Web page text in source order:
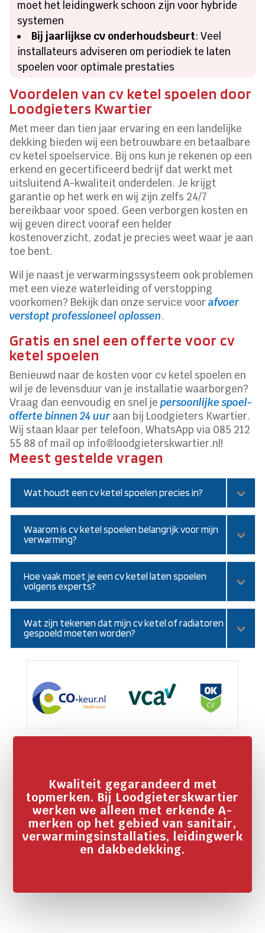
moet het leidingwerk schoon zijn voor hybride
systemen
Bij jaarlijkse cv onderhoudsbeurt: Veel
installateurs adviseren om periodiek te laten
spoelen voor optimale prestaties
Voordelen van cv ketel spoelen door
Loodgieters Kwartier
Met meer dan tien jaar ervaring en een landelijke
dekking bieden wij een betrouwbare en betaalbare
cv ketel spoelservice. Bij ons kun je rekenen op een
erkend en gecertificeerd bedrijf dat werkt met
uitsluitend A-kwaliteit onderdelen. Je krijgt
garantie op het werk en wij zijn zelfs 24/7
bereikbaar voor spoed. Geen verborgen kosten en
wij geven direct vooraf een helder
kostenoverzicht, zodat je precies weet waar je aan
toe bent.
Wil je naast je verwarmingssysteem ook problemen
met een vieze waterleiding of verstopping
voorkomen? Bekijk dan onze service voorafvoer
verstopt professioneel oplossen.
Gratis en snel een offerte voor cv
ketel spoelen
Benieuwd naar de kosten voor cv ketel spoelen en
wil je de levensduur van je installatie waarborgen?
Vraag dan eenvoudig en snel jepersoonlijke spoel-
offerte binnen 24 uur aan bij Loodgieters Kwartier.
Wij staan klaar per telefoon, WhatsApp via 085 212
55 88 of mail op info@loodgieterskwartier.nl!
Meest gestelde vragen
Wat houdt een cv ketel spoelen precies in?
Waarom is cv ketel spoelen belangrijk voor mijn
verwarming?
Hoe vaak moet je een cv ketel laten spoelen
volgens experts?
Wat zijn tekenen dat mijn cv ketel of radiatoren
gespoeld moeten worden?
Kwaliteit gegarandeerd met
topmerken. Bij Loodgieterskwartier
werken we alleen met erkende A-
merken op het gebied van sanitair,
verwarmingsinstallaties, leidingwerk
en dakbedekking.